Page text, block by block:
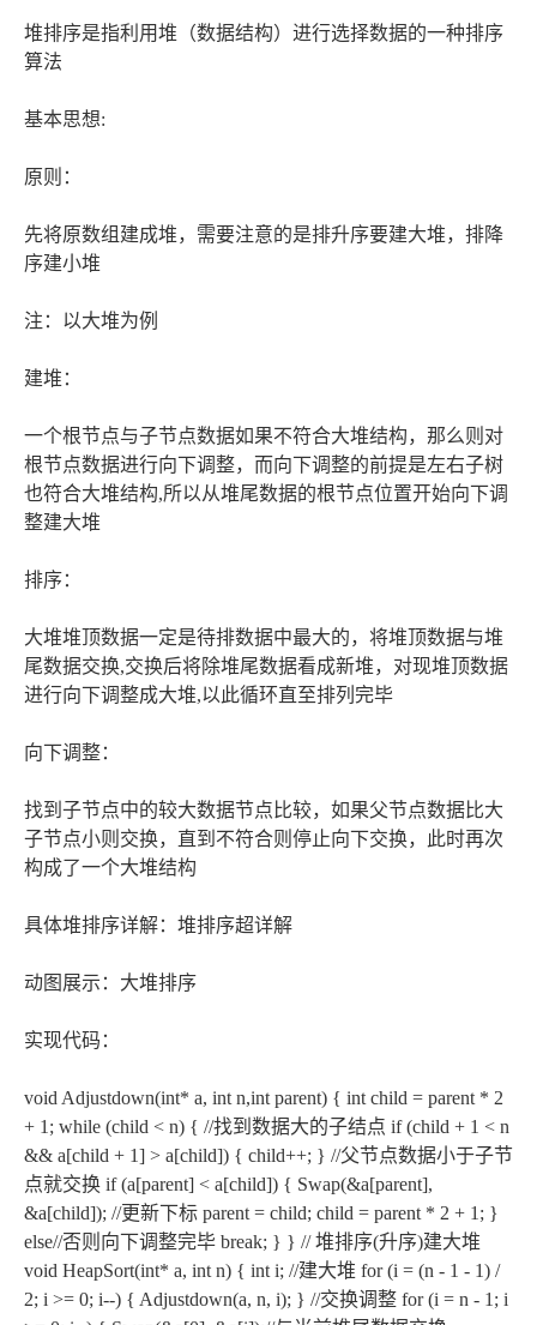
堆排序是指利用堆（数据结构）进行选择数据的一种排序
算法
基本思想:
原则：
先将原数组建成堆，需要注意的是排升序要建大堆，排降
序建小堆
注：以大堆为例
建堆：
一个根节点与子节点数据如果不符合大堆结构，那么则对
根节点数据进行向下调整，而向下调整的前提是左右子树
也符合大堆结构,所以从堆尾数据的根节点位置开始向下调
整建大堆
排序：
大堆堆顶数据一定是待排数据中最大的，将堆顶数据与堆
尾数据交换,交换后将除堆尾数据看成新堆，对现堆顶数据
进行向下调整成大堆,以此循环直至排列完毕
向下调整：
找到子节点中的较大数据节点比较，如果父节点数据比大
子节点小则交换，直到不符合则停止向下交换，此时再次
构成了一个大堆结构
具体堆排序详解：堆排序超详解
动图展示：大堆排序
实现代码：
void Adjustdown(int* a, int n,int parent) { int child = parent * 2
+ 1; while (child < n) { //找到数据大的子结点 if (child + 1 < n
&& a[child + 1] > a[child]) { child++; } //父节点数据小于子节
点就交换 if (a[parent] < a[child]) { Swap(&a[parent],
&a[child]); //更新下标 parent = child; child = parent * 2 + 1; }
else//否则向下调整完毕 break; } } // 堆排序(升序)建大堆
void HeapSort(int* a, int n) { int i; //建大堆 for (i = (n - 1 - 1) /
2; i >= 0; i--) { Adjustdown(a, n, i); } //交换调整 for (i = n - 1; i